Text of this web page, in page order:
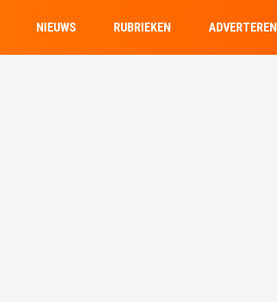
NIEUWS RUBRIEKEN ADVERTEREN